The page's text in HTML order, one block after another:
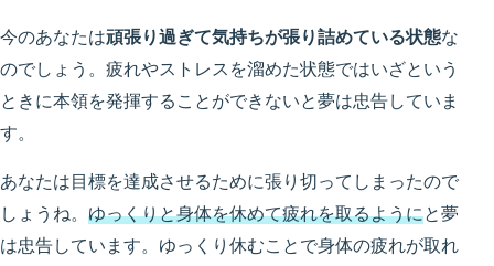
今のあなたは頑張り過ぎて気持ちが張り詰めている状態な
のでしょう。疲れやストレスを溜めた状態ではいざという
ときに本領を発揮することができないと夢は忠告していま
す。
あなたは目標を達成させるために張り切ってしまったので
しょうね。 ゆっくりと身体を休めて疲れを取るようにと夢
は忠告しています。ゆっくり休むことで身体の疲れが取れ